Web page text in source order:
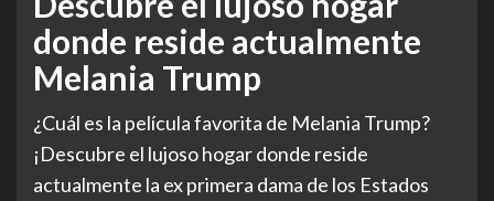
donde reside actualmente
Melania Trump
¿Cuál es la película favorita de Melania Trump?
¡Descubre el lujoso hogar donde reside
actualmente la ex primera dama de los Estados